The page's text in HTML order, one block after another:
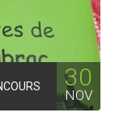
30
NOV